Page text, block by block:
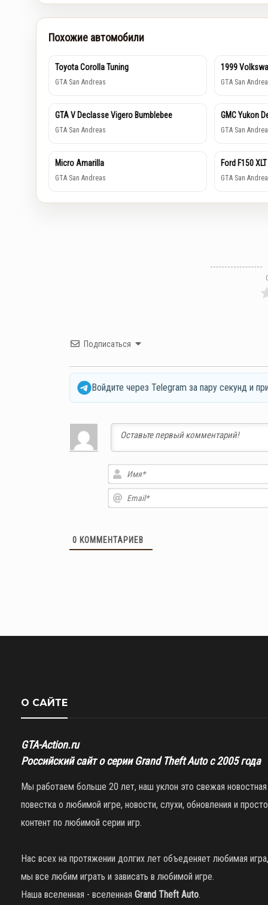
Похожие автомобили
Toyota Corolla Tuning
GTA San Andreas
1999
GTA San
GTA V Declasse Vigero Bumblebee
GTA San Andreas
GMC Yukon
GTA San
Micro Amarilla
GTA San Andreas
Ford F150 XLT
GTA San
Подписаться
Войдите через Telegram за пару секунд и
0 КОММЕНТАРИЕВ
О САЙТЕ
GTA-Action.ru
Российский сайт о серии Grand Theft Auto с 2005 года
Мы работаем больше 20 лет, наш уклон это свежая новостная
повестка о любимой игре, новости, слухи, обновления и просто
контент по любимой серии игр.
Нас всех на протяжении долгих лет объеденяет любимая игра,
мы все любим играть и зависать в любимой игре.
Наша вселенная - вселенная Grand Theft Auto.